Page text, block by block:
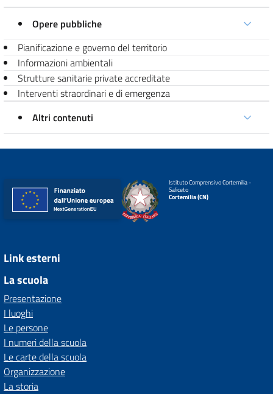
Opere pubbliche
Pianificazione e governo del territorio
Informazioni ambientali
Strutture sanitarie private accreditate
Interventi straordinari e di emergenza
Altri contenuti
Istituto Comprensivo Cortemilia -
Saliceto
Cortemilia (CN)
Link esterni
La scuola
Presentazione
I luoghi
Le persone
I numeri della scuola
Le carte della scuola
Organizzazione
La storia